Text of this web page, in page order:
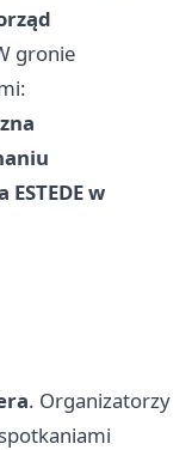
gronie
w
. Organizatorzy